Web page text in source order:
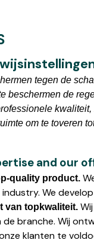
tegen de
beschermen de
om te toveren
and our
quality product.
industry. We
van topkwaliteit.Wij
de branche. Wij
klanten te